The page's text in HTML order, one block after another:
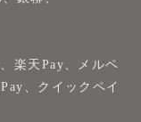
楽天Pay、メルペ
、クイックペイ